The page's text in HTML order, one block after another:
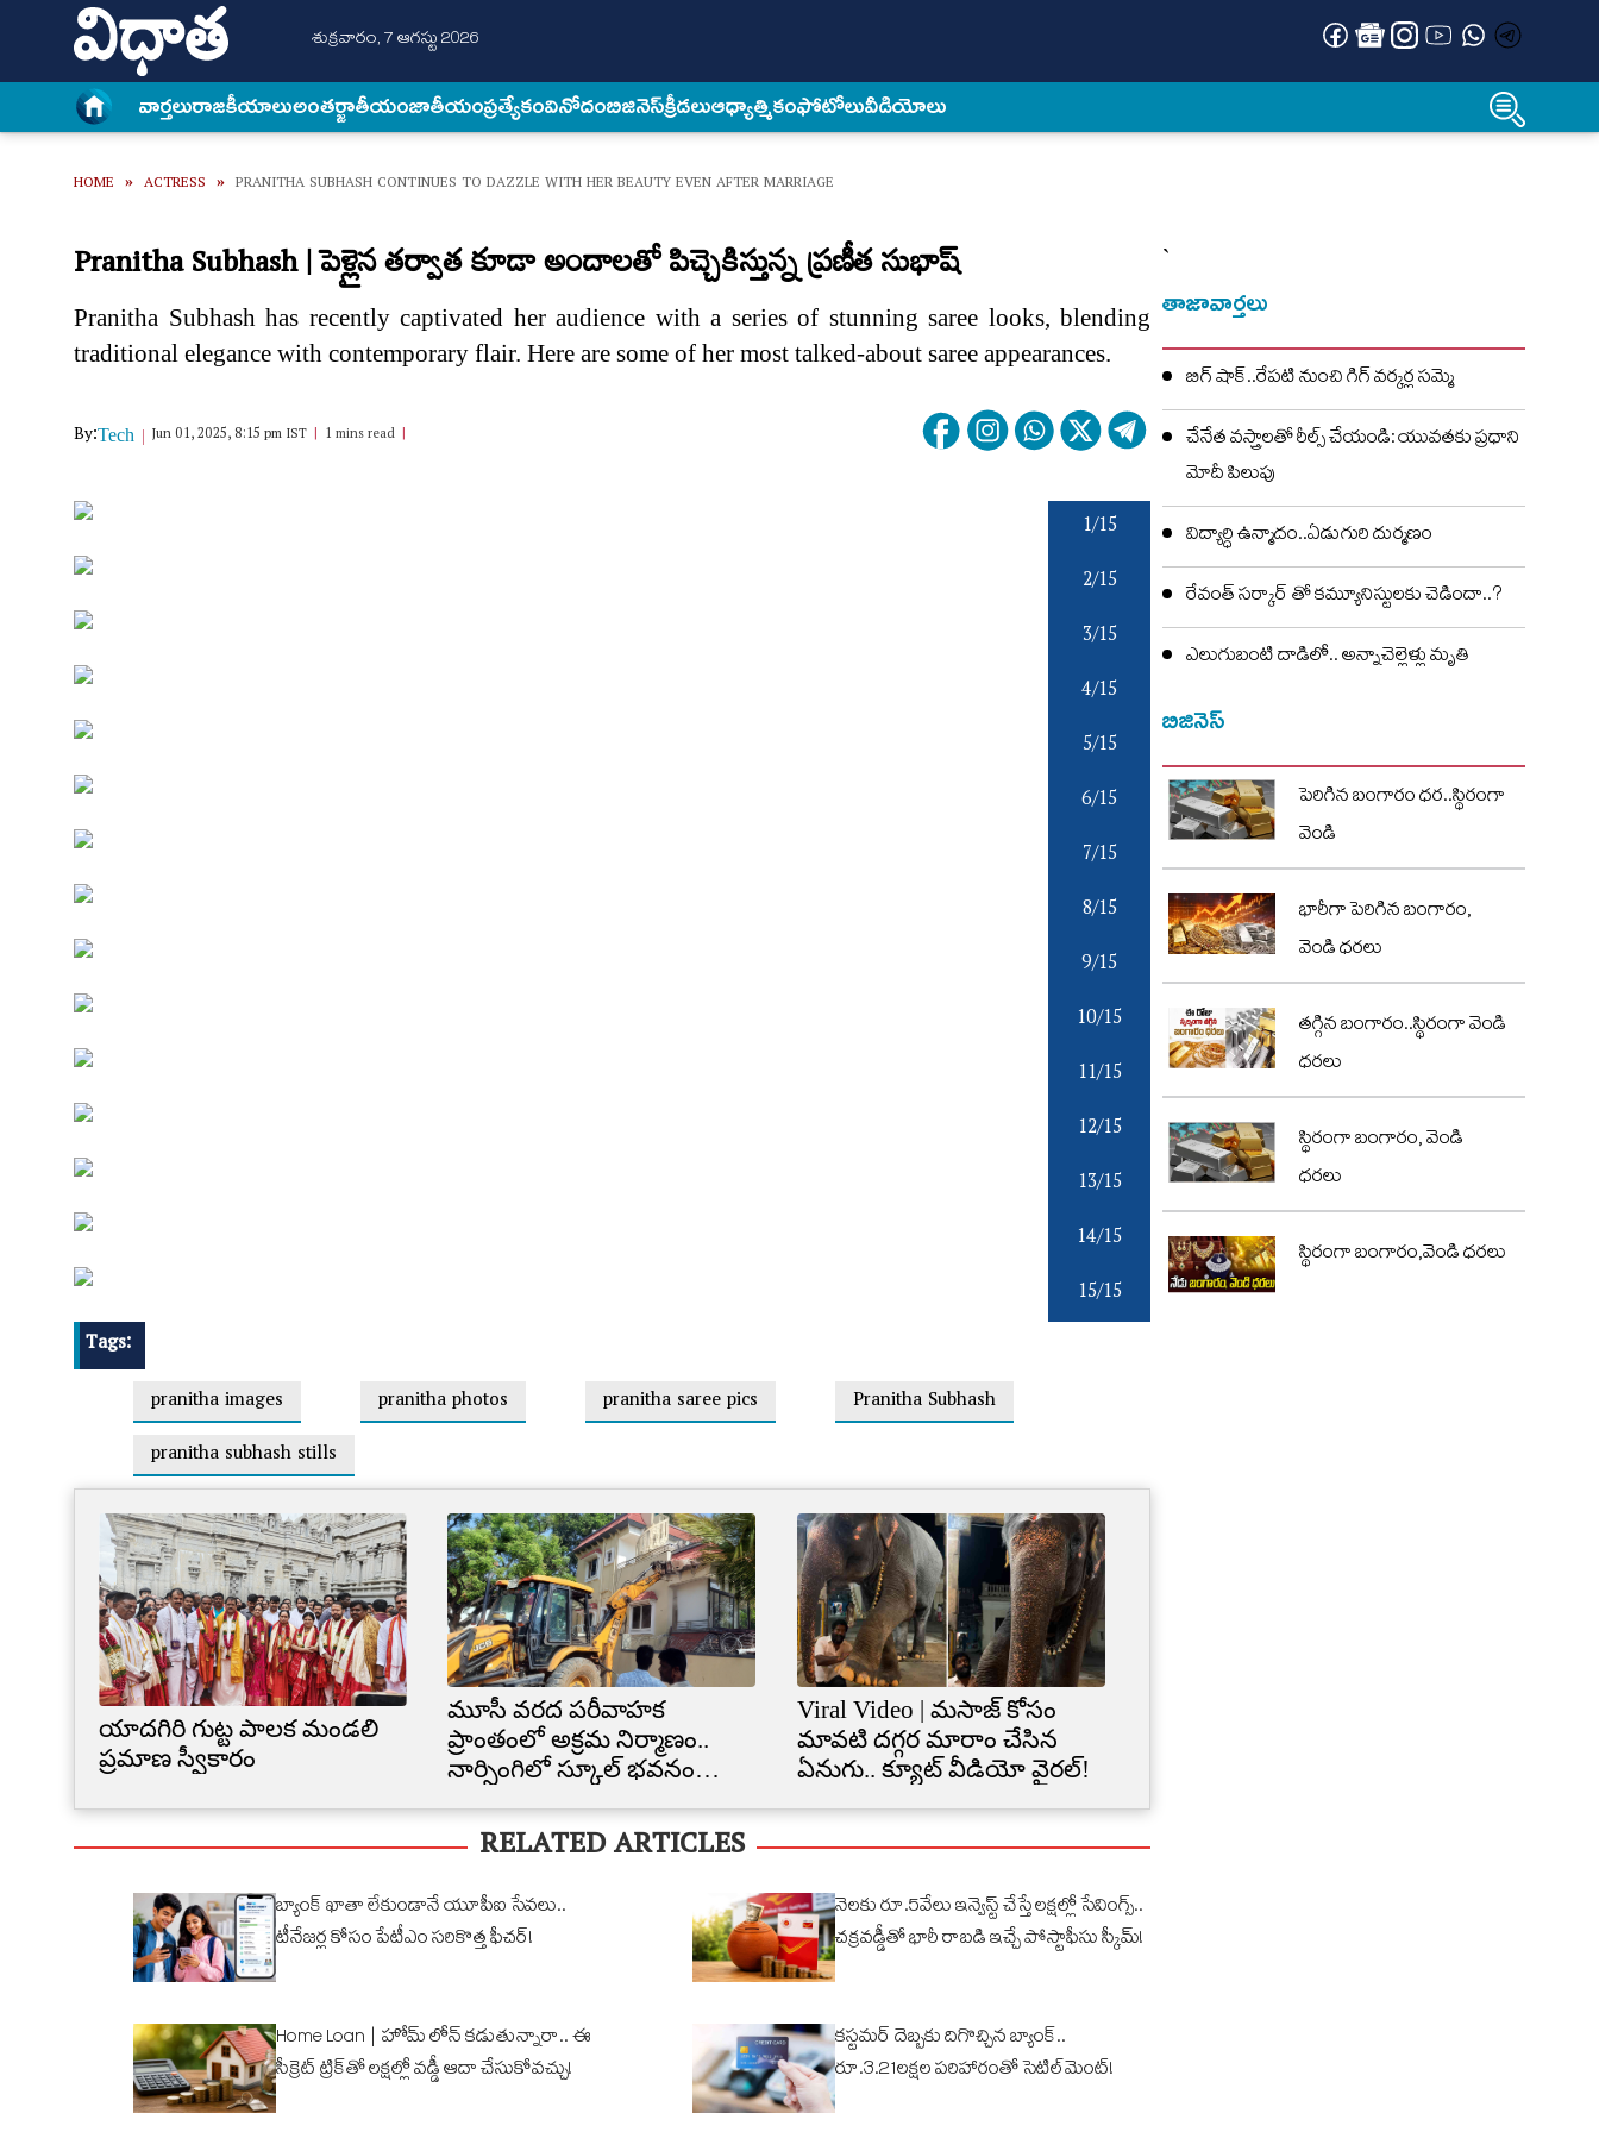
శుక్రవారం, 7 ఆగస్టు 2026
వార్త‌లురాజకీయాలుఅంత‌ర్జాతీయంజాతీయంప్రత్యేకంవినోదంబిజినెస్క్రీడలుఆధ్యాత్మికంఫోటోలువీడియోలు
HOME » ACTRESS » PRANITHA SUBHASH CONTINUES TO DAZZLE WITH HER BEAUTY EVEN AFTER MARRIAGE
Pranitha Subhash | పెళ్లైన తర్వాత కూడా అందాలతో పిచ్చెకిస్తున్న ప్రణీత సుభాష్
Pranitha Subhash has recently captivated her audience with a series of stunning saree looks, blending
traditional elegance with contemporary flair. Here are some of her most talked-about saree appearances.
By:Tech Jun 01, 2025, 8:15 pm IST 1 mins read
1/15
2/15
3/15
4/15
5/15
6/15
7/15
8/15
9/15
10/15
11/15
12/15
13/15
14/15
15/15
Tags:
pranitha images
pranitha photos pranitha saree pics
Pranitha Subhash
pranitha subhash stills
యాదగిరి గుట్ట పాలక మండలి
ప్రమాణ స్వీకారం
మూసీ వరద పరీవాహక
ప్రాంతంలో అక్రమ నిర్మాణం..
నార్సింగిలో స్కూల్‌ భవనం
Viral Video | మసాజ్ కోసం
మావటి దగ్గర మారాం చేసిన
ఏనుగు.. క్యూట్ వీడియో వైరల్!
RELATED ARTICLES
బ్యాంక్ ఖాతా లేకుండానే యూపీఐ సేవలు..
టీనేజర్ల కోసం పేటీఎం సరికొత్త ఫీచర్!
నెలకు రూ.5వేలు ఇన్వెస్ట్ చేస్తే లక్షల్లో సేవింగ్స్..
చక్రవడ్డీతో భారీ రాబడి ఇచ్చే పోస్టాఫీసు స్కీమ్!
Home Loan | హోమ్ లోన్ కడుతున్నారా.. ఈ
సీక్రెట్ ట్రిక్‌తో లక్షల్లో వడ్డీ ఆదా చేసుకోవచ్చు!
కస్టమర్ దెబ్బకు దిగొచ్చిన బ్యాంక్..
రూ.3.21లక్షల పరిహారంతో సెటిల్‌మెంట్!
`
తాజావార్తలు
బిగ్ షాక్..రేపటి నుంచి గిగ్ వర్కర్ల సమ్మె
చేనేత వస్త్రాలతో రీల్స్ చేయండి: యువతకు ప్రధాని
మోదీ పిలుపు
విద్యార్ధి ఉన్మాదం..ఏడుగురి దుర్మణం
రేవంత్ సర్కార్ తో కమ్యూనిస్టులకు చెడిందా..?
ఎలుగుబంటి దాడిలో.. అన్నాచెల్లెళ్లు మృతి
బిజినెస్
పెరిగిన బంగారం ధర..స్థిరంగా
వెండి
భారీగా పెరిగిన బంగారం,
వెండి ధరలు
తగ్గిన బంగారం..స్థిరంగా వెండి
ధరలు
స్థిరంగా బంగారం, వెండి
ధరలు
స్థిరంగా బంగారం,వెండి ధరలు